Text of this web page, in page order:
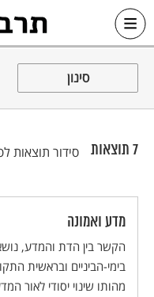
כל האתר
סינון
7 תוצאות סידור תוצאות
מדע ואמונה
הקשר בין הדת והמדע,
בימי-הביניים ובראשית
מהותו שינוי יסודי לאור